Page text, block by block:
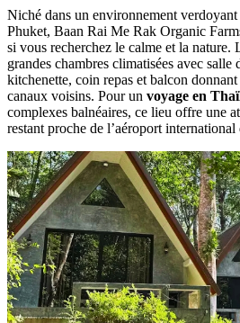
Niché dans un environnement
Phuket, Baan Rai Me Rak Organic
si vous recherchez le calme et la nature.
grandes chambres climatisées avec salle
kitchenette, coin repas et balcon
canaux voisins. Pour un voyage en
complexes balnéaires, ce lieu offre une
restant proche de l’aéroport international